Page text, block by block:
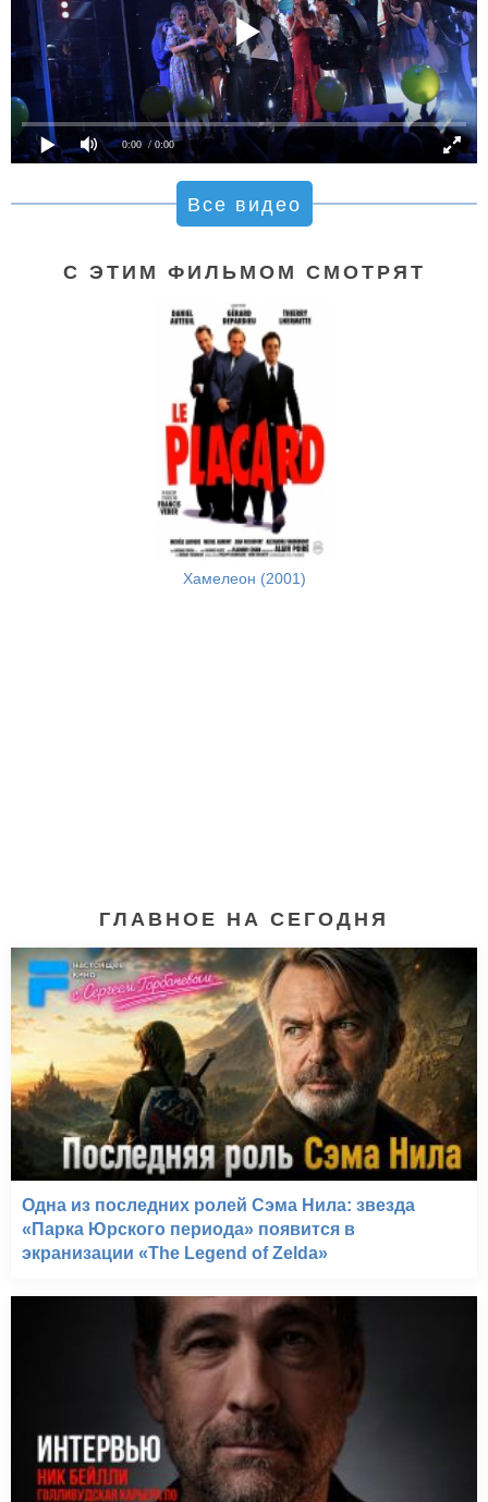
0:00 / 0:00
Все видео
С ЭТИМ ФИЛЬМОМ СМОТРЯТ
Хамелеон (2001)
Роковая красотка (2006)
ГЛАВНОЕ НА СЕГОДНЯ
Одна из последних ролей Сэма Нила: звезда
«Парка Юрского периода» появится в
экранизации «The Legend of Zelda»